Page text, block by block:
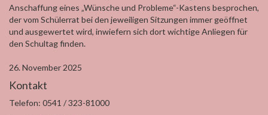
Anschaffung eines „Wünsche und Probleme“-Kastens besprochen,
der vom Schülerrat bei den jeweiligen Sitzungen immer geöffnet
und ausgewertet wird, inwiefern sich dort wichtige Anliegen für
den Schultag finden.
26. November 2025
Kontakt
Telefon: 0541 / 323-81000